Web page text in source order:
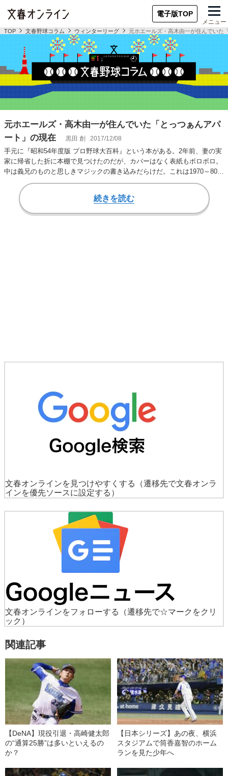
電子版TOP
メニュー
TOP 文春野球コラム ウィンターリーグ 元ホエールズ・高木由一が住んでいた
元ホエールズ・高木由一が住んでいた「とっつぁんアパ
ート」の現在
黒田 創 2017/12/08
手元に『昭和54年度版 プロ野球大百科』という本がある。2年前、妻の実
家に帰省した折に本棚で見つけたのだが、カバーはなく表紙もボロボロ。
中は義兄のものと思しきマジックの書き込みだらけだ。これは1970～80年
代に人…
続きを読む
文春オンラインを見つけやすくする
（遷移先で文春オンラ
インを優先ソースに設定する）
文春オンラインをフォローする
（遷移先で☆マークをクリ
ック）
関連記事
【DeNA】現役引退・高崎健太郎
の“通算25勝”は多いといえるの
か？
【日本シリーズ】あの夜、横浜
スタジアムで筒香嘉智のホーム
ランを見た少年へ